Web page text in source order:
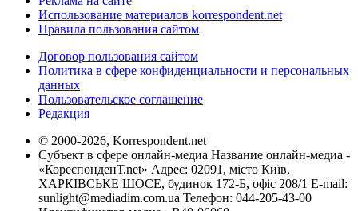
Использование материалов korrespondent.net
Правила пользования сайтом
Договор пользования сайтом
Политика в сфере конфиденциальности и персональных
данных
Пользовательское соглашение
Редакция
© 2000-2026, Korrespondent.net
Субъект в сфере онлайн-медиа Название онлайн-медиа -
«КореспонденТ.net» Адрес: 02091, місто Київ,
ХАРКІВСЬКЕ ШОСЕ, будинок 172-Б, офіс 208/1 E-mail:
sunlight@mediadim.com.ua Телефон: 044-205-43-00